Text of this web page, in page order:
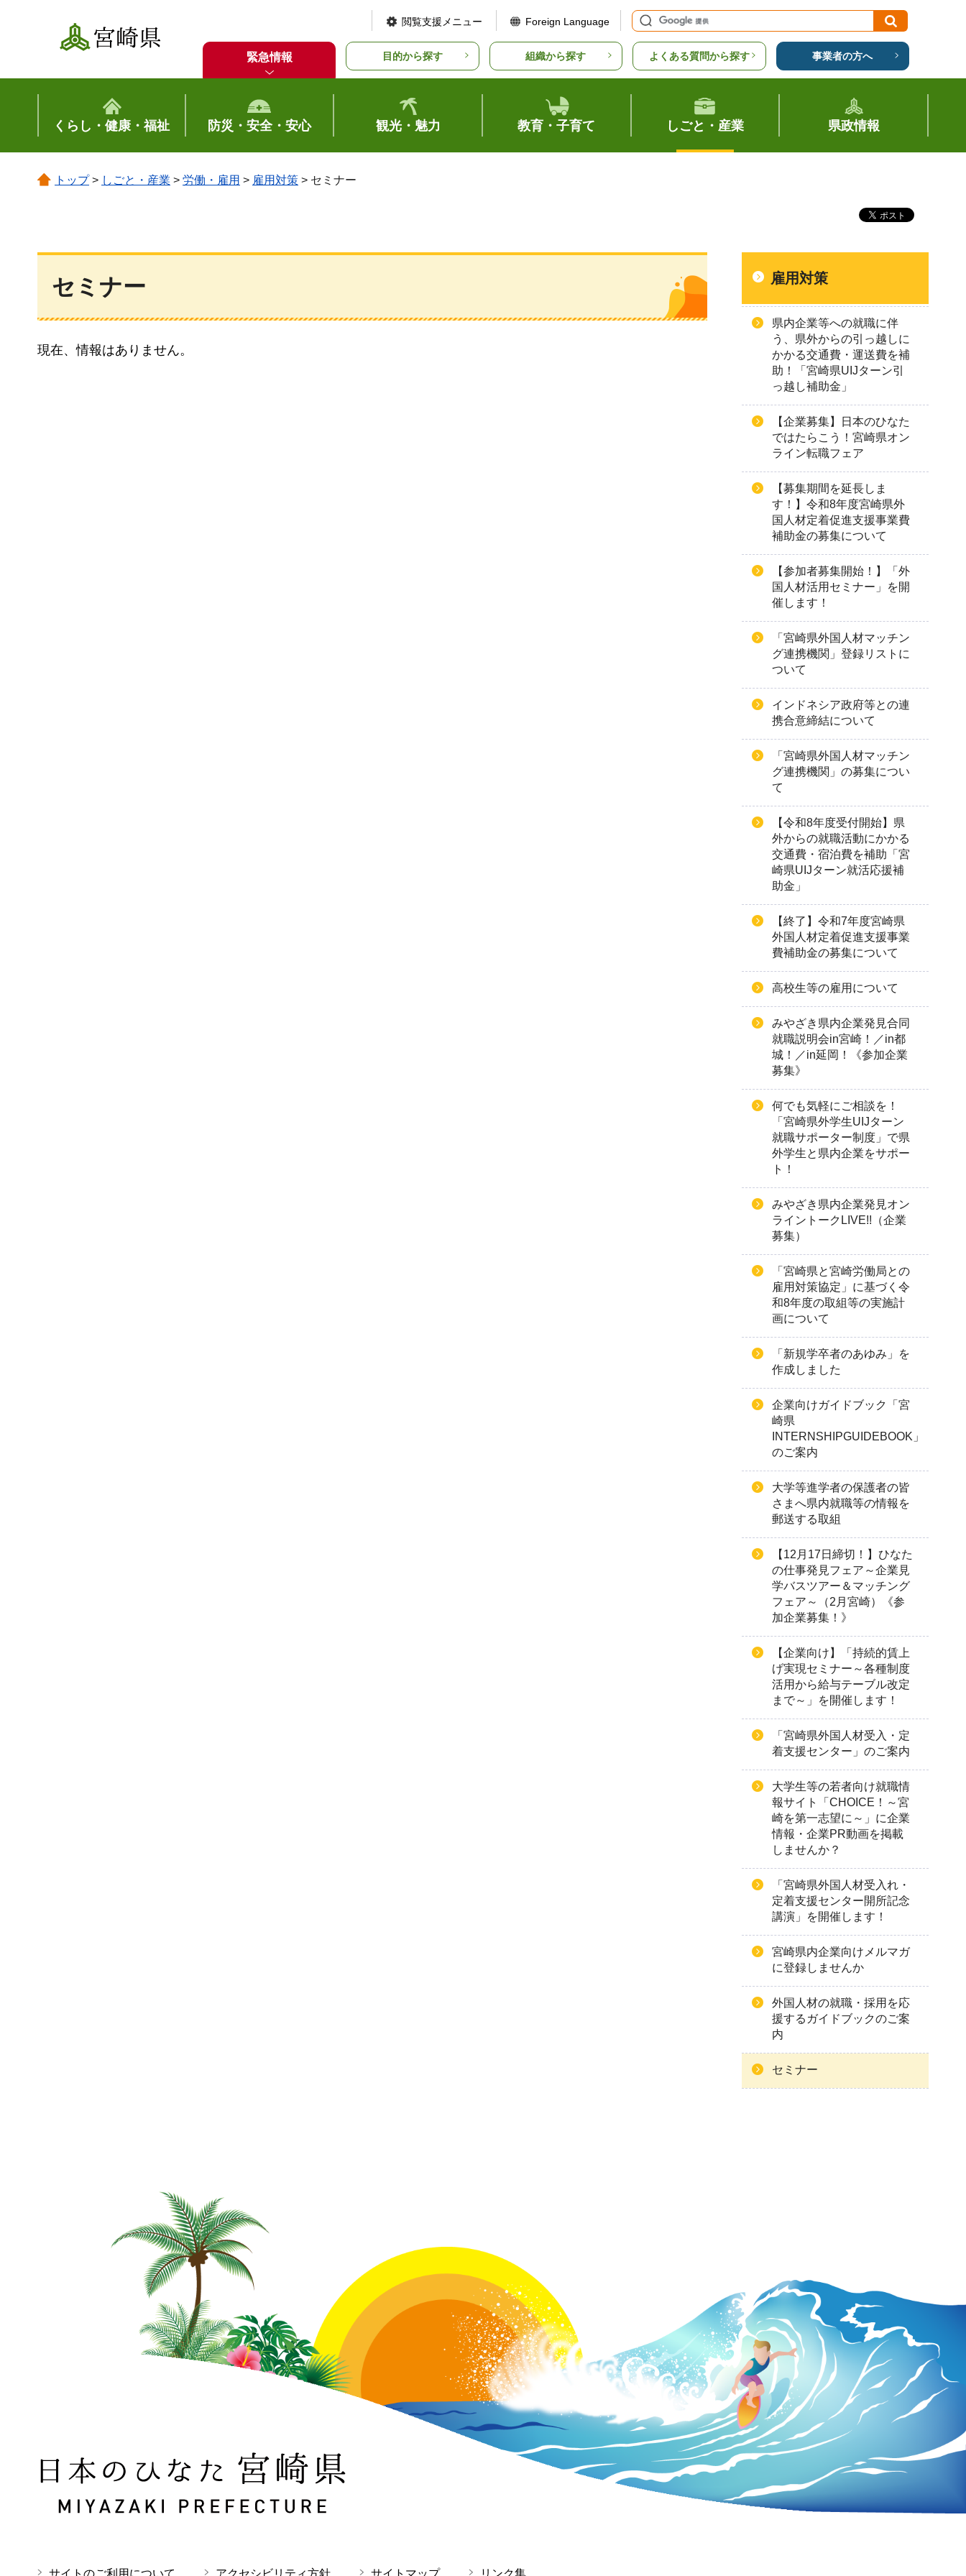
宮崎県
閲覧支援メニュー Foreign Language
緊急情報 目的から探す 組織から探す よくある質問から探す 事業者の方へ
くらし・健康・福祉 防災・安全・安心 観光・魅力 教育・子育て しごと・産業 県政情報
トップ> しごと・産業 > 労働・雇用 > 雇用対策 > セミナー
セミナー
現在、情報はありません。
雇用対策
県内企業等への就職に伴
う、県外からの引っ越しに
かかる交通費・運送費を補
助！「宮崎県UIJターン引
っ越し補助金」
【企業募集】日本のひなた
ではたらこう！宮崎県オン
ライン転職フェア
【募集期間を延長しま
す！】令和8年度宮崎県外
国人材定着促進支援事業費
補助金の募集について
【参加者募集開始！】「外
国人材活用セミナー」を開
催します！
「宮崎県外国人材マッチン
グ連携機関」登録リストに
ついて
インドネシア政府等との連
携合意締結について
「宮崎県外国人材マッチン
グ連携機関」の募集につい
て
【令和8年度受付開始】県
外からの就職活動にかかる
交通費・宿泊費を補助「宮
崎県UIJターン就活応援補
助金」
【終了】令和7年度宮崎県
外国人材定着促進支援事業
費補助金の募集について
高校生等の雇用について
みやざき県内企業発見合同
就職説明会in宮崎！／in都
城！／in延岡！《参加企業
募集》
何でも気軽にご相談を！
「宮崎県外学生UIJターン
就職サポーター制度」で県
外学生と県内企業をサポー
ト！
みやざき県内企業発見オン
ライントークLIVE!!（企業
募集）
「宮崎県と宮崎労働局との
雇用対策協定」に基づく令
和8年度の取組等の実施計
画について
「新規学卒者のあゆみ」を
作成しました
企業向けガイドブック「宮
崎県
INTERNSHIPGUIDEBOOK」
のご案内
大学等進学者の保護者の皆
さまへ県内就職等の情報を
郵送する取組
【12月17日締切！】ひなた
の仕事発見フェア～企業見
学バスツアー＆マッチング
フェア～（2月宮崎）《参
加企業募集！》
【企業向け】「持続的賃上
げ実現セミナー～各種制度
活用から給与テーブル改定
まで～」を開催します！
「宮崎県外国人材受入・定
着支援センター」のご案内
大学生等の若者向け就職情
報サイト「CHOICE！～宮
崎を第一志望に～」に企業
情報・企業PR動画を掲載
しませんか？
「宮崎県外国人材受入れ・
定着支援センター開所記念
講演」を開催します！
宮崎県内企業向けメルマガ
に登録しませんか
外国人材の就職・採用を応
援するガイドブックのご案
内
セミナー
日本のひなた 宮崎県 MIYAZAKI PREFECTURE
サイトのご利用について アクセシビリティ方針 サイトマップ リンク集